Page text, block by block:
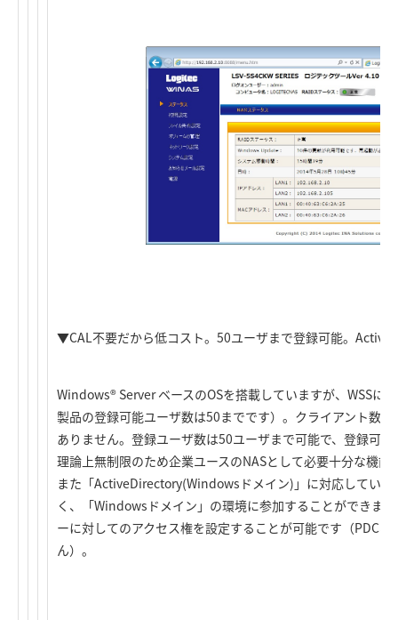
▼CAL不要だから低コスト。50ユーザまで登録可能。
Windows® Server ベースのOSを搭載していますが、WSSに
製品の登録可能ユーザ数は50までです）。クライアント数
ありません。登録ユーザ数は50ユーザまで可能で、登録可
理論上無制限のため企業ユースのNASとして必要十分な機能
また「ActiveDirectory(Windowsドメイン)」に対応していま
く、「Windowsドメイン」の環境に参加することができま
ーに対してのアクセス権を設定することが可能です（PDC
ん）。